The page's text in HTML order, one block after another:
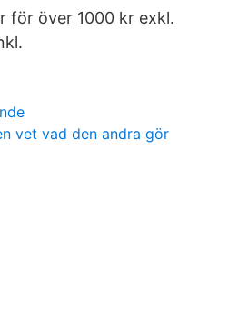
för över 1000 kr exkl.
vet vad den andra gör